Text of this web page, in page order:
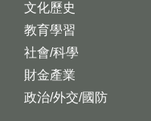
文化歷史
教育學習
社會/科學
財金產業
政治/外交/國防